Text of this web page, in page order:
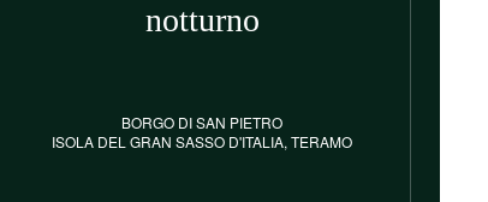
notturno
BORGO DI SAN PIETRO
ISOLA DEL GRAN SASSO D'ITALIA, TERAMO